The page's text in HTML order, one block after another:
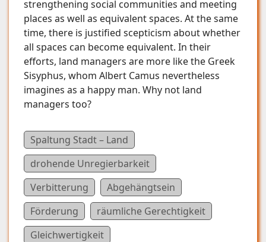
strengthening social communities and meeting
places as well as equivalent spaces. At the same
time, there is justified scepticism about whether
all spaces can become equivalent. In their
efforts, land managers are more like the Greek
Sisyphus, whom Albert Camus nevertheless
imagines as a happy man. Why not land
managers too?
Spaltung Stadt – Land
drohende Unregierbarkeit
Verbitterung
Abgehängtsein
Förderung
räumliche Gerechtigkeit
Gleichwertigkeit